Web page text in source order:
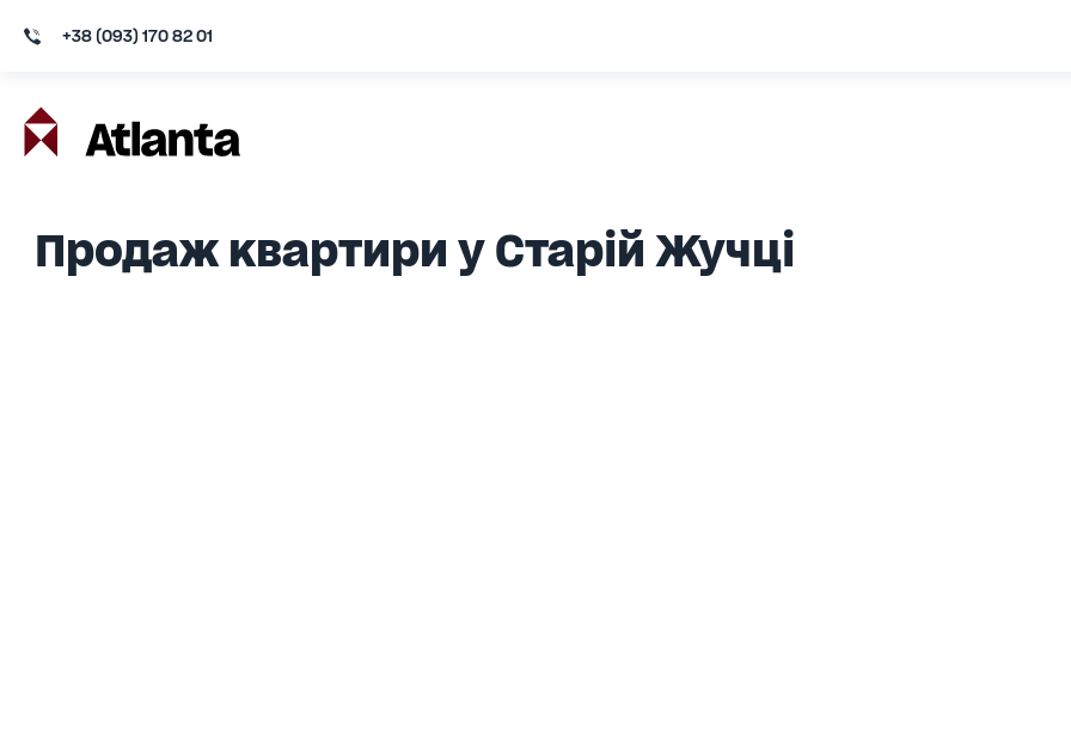
+38 (093) 170 82 01
Продаж квартири у Старій Жучці